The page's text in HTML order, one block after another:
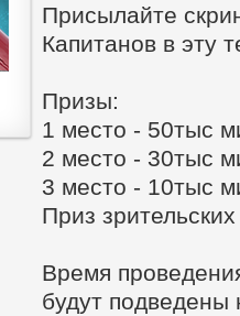
Присылайте
Капитанов в эту
Призы:
1 место - 50тыс
2 место - 30тыс
3 место - 10тыс
Приз
Время
будут